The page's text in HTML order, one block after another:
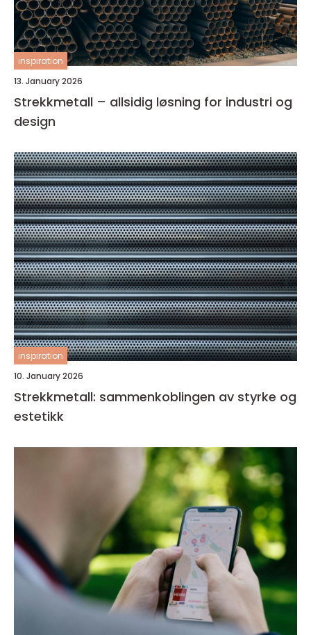
inspiration
13. January 2026
Strekkmetall – allsidig løsning for industri og
design
inspiration
10. January 2026
Strekkmetall: sammenkoblingen av styrke og
estetikk